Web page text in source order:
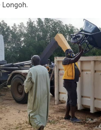
Longoh.